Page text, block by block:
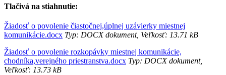
Tlačivá na stiahnutie:
Žiadosť o povolenie čiastočnej,úplnej uzávierky miestnej
komunikácie.docx Typ: DOCX dokument, Veľkosť: 13.71 kB
Žiadosť o povolenie rozkopávky miestnej komunikácie,
chodníka,verejného priestranstva.docx Typ: DOCX dokument,
Veľkosť: 13.73 kB